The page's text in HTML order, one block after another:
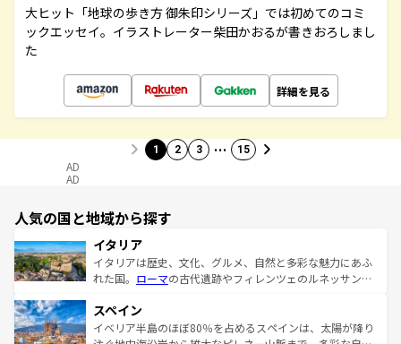
大ヒット「地球の歩き方 御朱印シリーズ」では初めてのコミ
ックエッセイ。イラストレーター柴田かおるが書きおろしまし
た
詳細を見る
1 2 3 … 15
AD
AD
人気の国と地域から探す
イタリア
イタリアは歴史、文化、グルメ、自然と多彩な魅力にあふ
れた国。 ローマの古代遺跡やフィレンツェのルネッサンス
ろん、トスカーナの美しい田園風景やアマルフィ海岸の絶
景など、自然景観も見逃せない。観光の合間には、本場の
スペイン
イベリア半島のほぼ80％を占めるスペインは、太陽が降り